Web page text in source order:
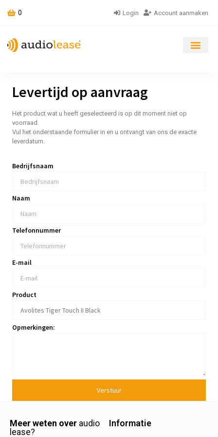
0 Login Account aanmaken
Levertijd op aanvraag
Het product wat u heeft geselecteerd is op dit moment niet op
voorraad.
Vul het onderstaande formulier in en u ontvangt van ons de exacte
leverdatum.
Bedrijfsnaam
Naam
Telefonnummer
E-mail
Product
Opmerkingen:
Verstuur
Meer weten over audio
lease?
Informatie